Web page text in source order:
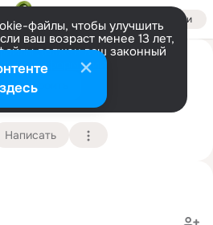
Войти
файлы, чтобы улучшить
ваш возраст менее 13 лет,
должен ваш законный
информации
Настроить
8 февраля Подробнее
Написать